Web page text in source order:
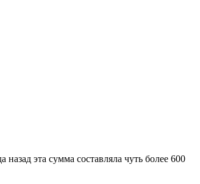
эта сумма составляла чуть более 600